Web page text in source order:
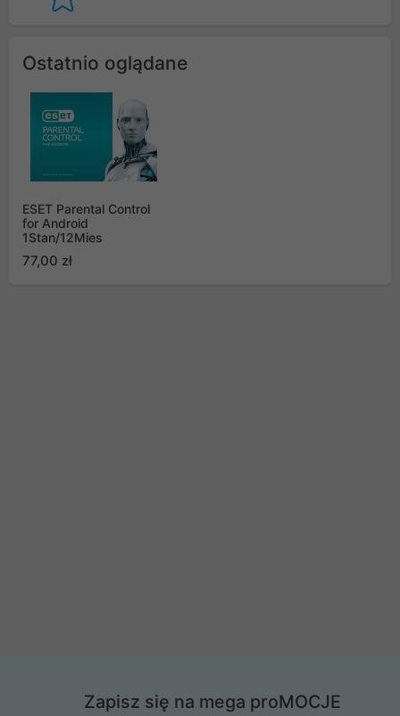
Ostatnio oglądane
ESET Parental Control
for Android
1Stan/12Mies
77,00 zł
Zapisz się na mega proMOCJE